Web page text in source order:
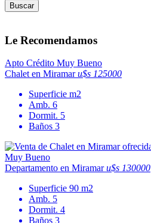
Buscar
Le Recomendamos
Apto Crédito Muy Bueno
Chalet en Miramaru$s 125000
Superficie m2
Amb. 6
Dormit. 5
Baños 3
Muy Bueno
Departamento en Miramaru$s 130000
Superficie 90 m2
Amb. 5
Dormit. 4
Baños 3